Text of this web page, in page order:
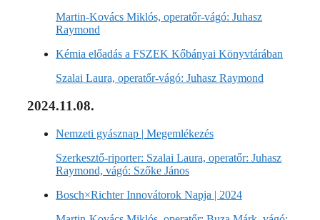
Martin-Kovács Miklós, operatőr-vágó: Juhasz
Raymond
Kémia előadás a FSZEK Kőbányai Könyvtárában
Szalai Laura, operatőr-vágó: Juhasz Raymond
2024.11.08.
Nemzeti gyásznap | Megemlékezés
Szerkesztő-riporter: Szalai Laura, operatőr: Juhasz
Raymond, vágó: Szőke János
Bosch×Richter Innovátorok Napja | 2024